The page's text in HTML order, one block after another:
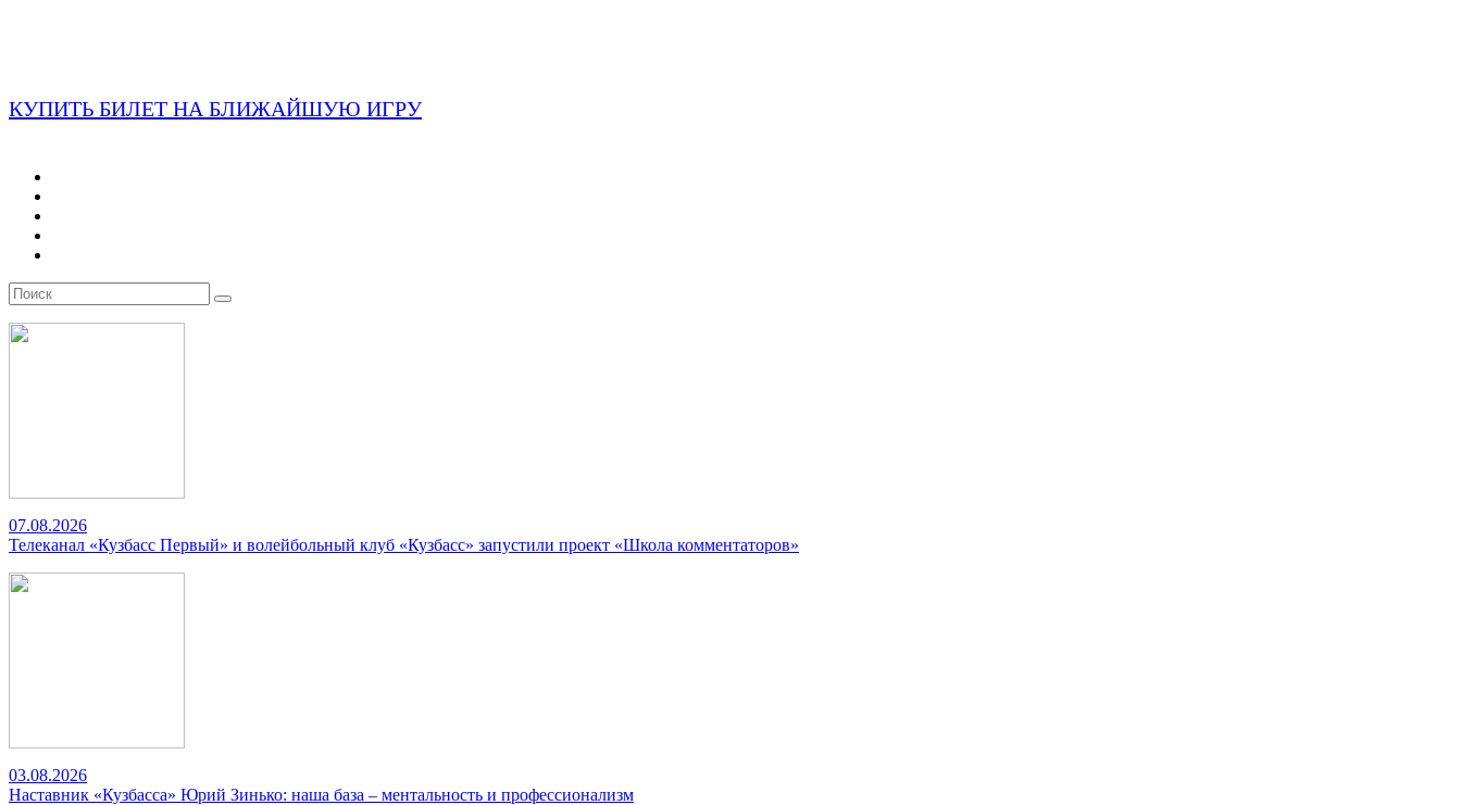
КУПИТЬ БИЛЕТ НА БЛИЖАЙШУЮ ИГРУ
07.08.2026
Телеканал «Кузбасс Первый» и волейбольный клуб «Кузбасс» запустили проект «Школа комментаторов»
03.08.2026
Наставник «Кузбасса» Юрий Зинько: наша база – ментальность и профессионализм